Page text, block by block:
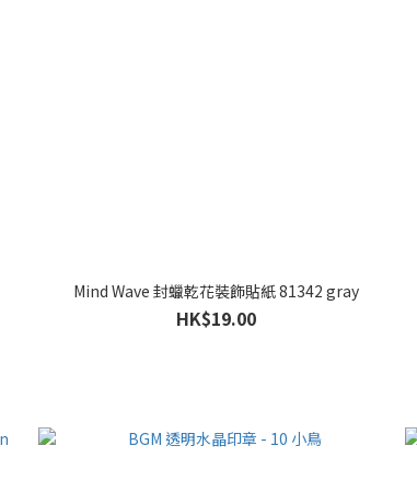
Mind Wave 封蠟乾花裝飾貼紙 81342 gray
HK$19.00